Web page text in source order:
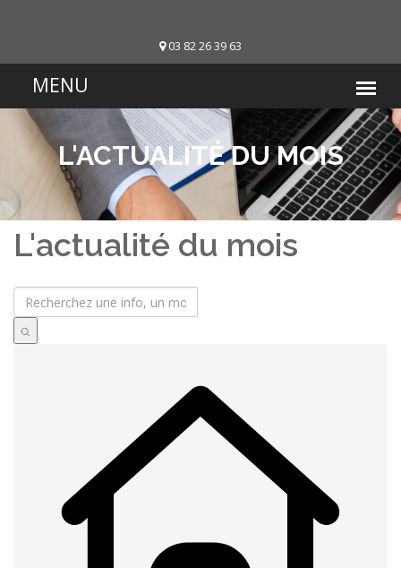
03 82 26 39 63
L'ACTUALITÉ DU MOIS
L'actualité du mois